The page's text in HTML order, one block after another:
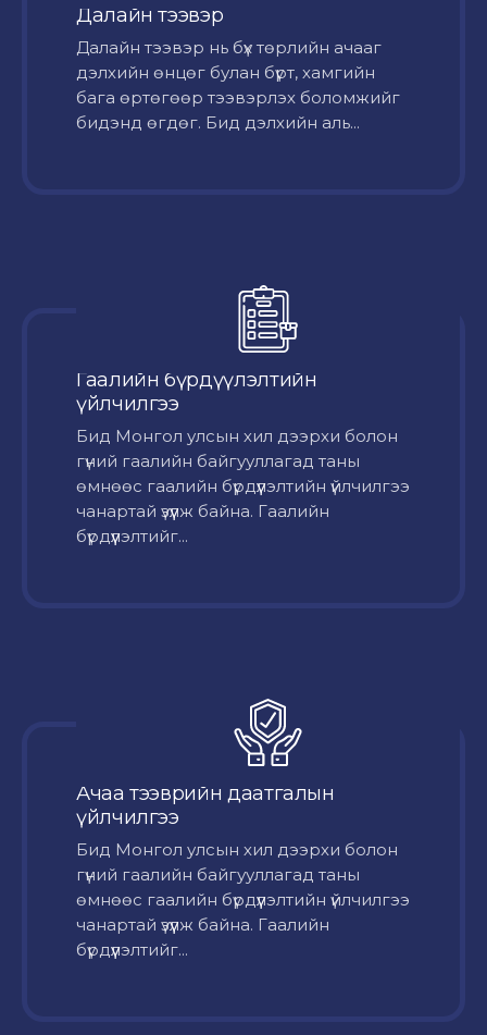
Далайн тээвэр
Далайн тээвэр нь бүх төрлийн ачааг
дэлхийн өнцөг булан бүрт, хамгийн
бага өртөгөөр тээвэрлэх боломжийг
бидэнд өгдөг. Бид дэлхийн аль...
Гаалийн бүрдүүлэлтийн
үйлчилгээ
Бид Монгол улсын хил дээрхи болон
гүний гаалийн байгууллагад таны
өмнөөс гаалийн бүрдүүлэлтийн үйлчилгээ
чанартай үзүүлж байна. Гаалийн
бүрдүүлэлтийг...
Ачаа тээврийн даатгалын
үйлчилгээ
Бид Монгол улсын хил дээрхи болон
гүний гаалийн байгууллагад таны
өмнөөс гаалийн бүрдүүлэлтийн үйлчилгээ
чанартай үзүүлж байна. Гаалийн
бүрдүүлэлтийг...